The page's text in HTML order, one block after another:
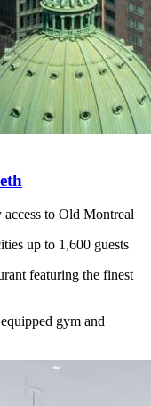
to Old Montreal
up to 1,600 guests
featuring the finest
gym and